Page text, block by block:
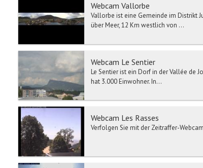
Webcam Vallorbe
Vallorbe ist eine Gemeinde im Distrikt
über Meer, 12 Km westlich von ...
Webcam Le Sentier
Le Sentier ist ein Dorf in der Vallée de
hat 3.000 Einwohner. In...
Webcam Les Rasses
Verfolgen Sie mit der Zeitraffer-